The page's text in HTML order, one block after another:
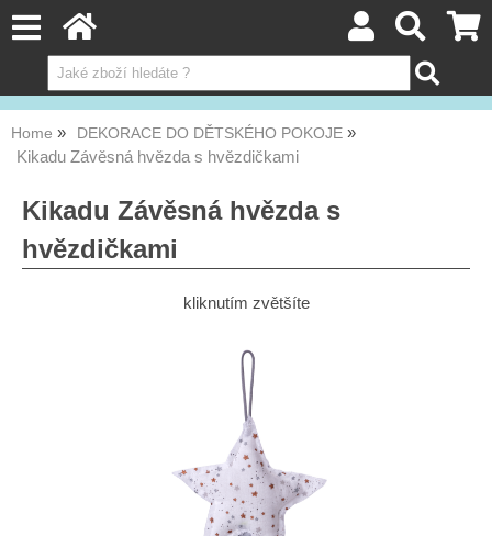
Home DEKORACE DO DĚTSKÉHO POKOJE
Kikadu Závěsná hvězda s hvězdičkami
Kikadu Závěsná hvězda s
hvězdičkami
kliknutím zvětšíte